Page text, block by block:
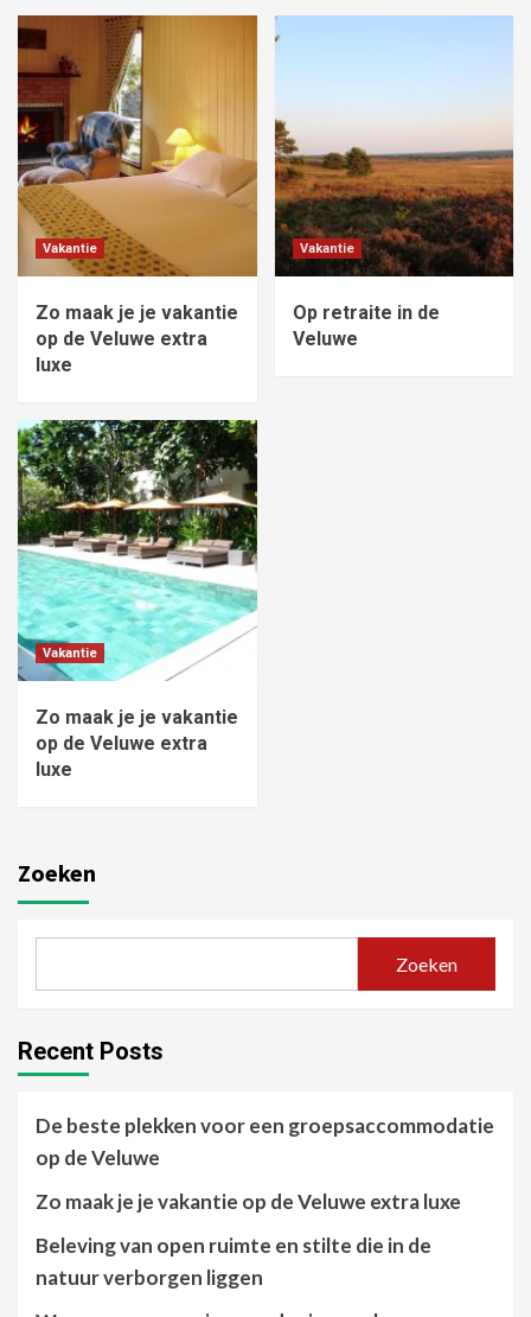
Vakantie
Zo maak je je vakantie
op de Veluwe extra
luxe
Vakantie
Op retraite in de
Veluwe
Vakantie
Zo maak je je vakantie
op de Veluwe extra
luxe
Zoeken
Zoeken
Recent Posts
De beste plekken voor een groepsaccommodatie
op de Veluwe
Zo maak je je vakantie op de Veluwe extra luxe
Beleving van open ruimte en stilte die in de
natuur verborgen liggen